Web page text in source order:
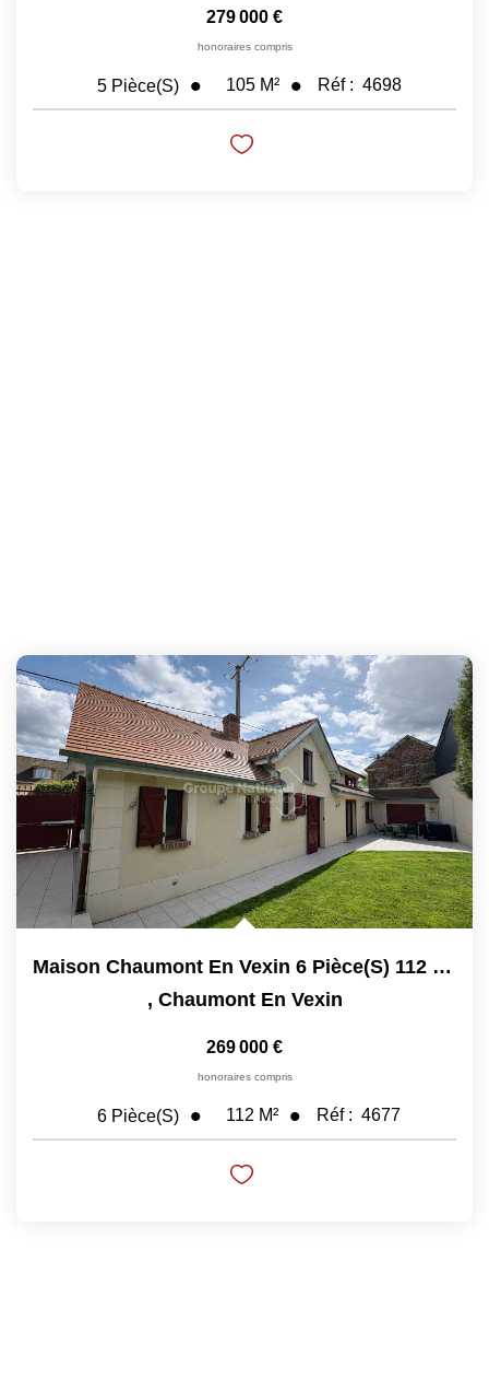
279 000 €
honoraires compris
5 Pièce(s) 105 M² Réf : 4698
Maison Chaumont En Vexin 6 Pièce(s) 112 M2
, Chaumont En Vexin
269 000 €
honoraires compris
6 Pièce(s) 112 M² Réf : 4677